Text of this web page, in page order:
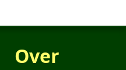
Over